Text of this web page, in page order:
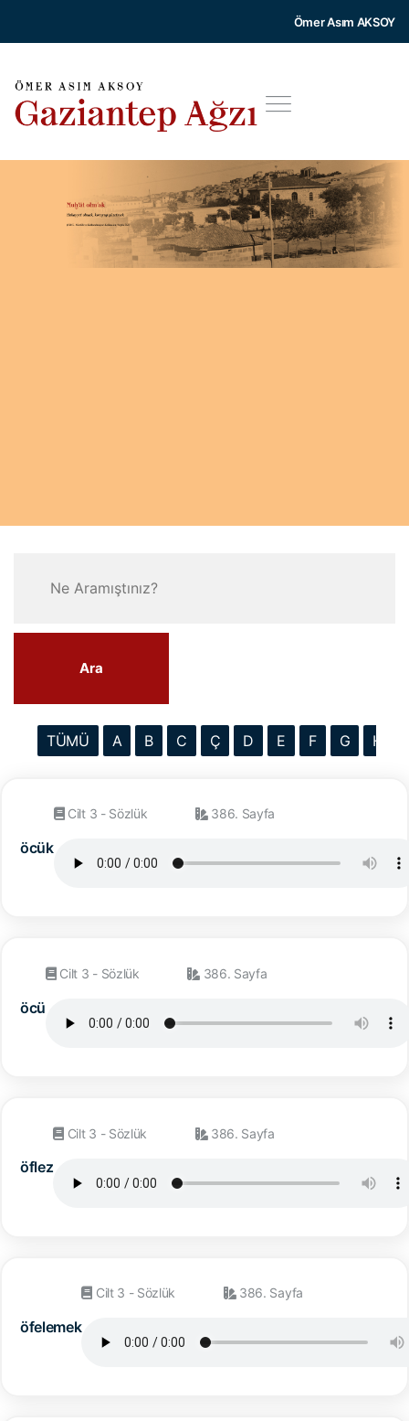
Ömer Asım AKSOY
Ara
TÜMÜ A B C Ç D E F G H
öcük
Cilt 3 - Sözlük 386. Sayfa
öcü
Cilt 3 - Sözlük 386. Sayfa
öflez
Cilt 3 - Sözlük 386. Sayfa
öfelemek
Cilt 3 - Sözlük 386. Sayfa